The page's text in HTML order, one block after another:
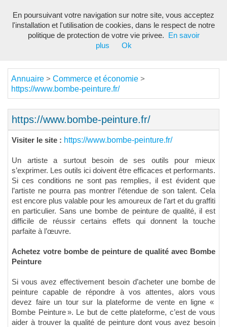
Annuaire > Commerce et économie >
https://www.bombe-peinture.fr/
https://www.bombe-peinture.fr/
Visiter le site : https://www.bombe-peinture.fr/
Un artiste a surtout besoin de ses outils pour mieux
s’exprimer. Les outils ici doivent être efficaces et performants.
Si ces conditions ne sont pas remplies, il est évident que
l’artiste ne pourra pas montrer l’étendue de son talent. Cela
est encore plus valable pour les amoureux de l’art et du graffiti
en particulier. Sans une bombe de peinture de qualité, il est
difficile de réussir certains effets qui donnent la touche
parfaite à l’œuvre.
Achetez votre bombe de peinture de qualité avec Bombe
Peinture
Si vous avez effectivement besoin d’acheter une bombe de
peinture capable de répondre à vos attentes, alors vous
devez faire un tour sur la plateforme de vente en ligne «
Bombe Peinture ». Le but de cette plateforme, c’est de vous
aider à trouver la qualité de peinture dont vous avez besoin
En poursuivant votre navigation sur notre site, vous acceptez
l'installation et l'utilisation de cookies, dans le respect de notre
politique de protection de votre vie privee.
En savoir
plus
Ok